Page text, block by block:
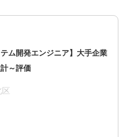
ム開発エンジニア】大手企業
～評価